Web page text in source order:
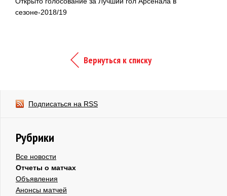
сезоне-2018/19
Вернуться к списку
Подписаться на RSS
Рубрики
Все новости
Отчеты о матчах
Объявления
Анонсы матчей